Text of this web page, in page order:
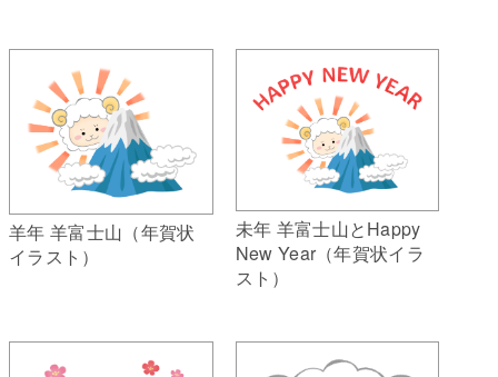
羊年 羊富士山（年賀状
イラスト）
未年 羊富士山とHappy
New Year（年賀状イラ
スト）